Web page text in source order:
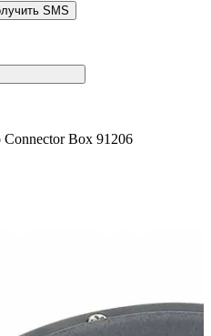
SMS
Connector Box 91206